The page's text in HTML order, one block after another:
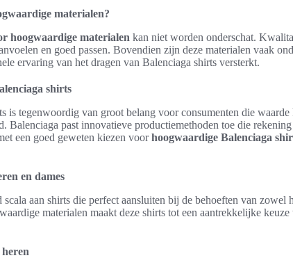
materialen?
hoogwaardige materialen kan niet worden onderschat.
en goed passen. Bovendien zijn deze materialen vaak
ervaring van het dragen van Balenciaga shirts versterkt.
shirts
is tegenwoordig van groot belang voor consumenten die waarde
Balenciaga past innovatieve productiemethoden toe die
een goed geweten kiezen voorhoogwaardige Balenciaga
en dames
scala aan shirts die perfect aansluiten bij de behoeften van zowel
materialen maakt deze shirts tot een aantrekkelijke